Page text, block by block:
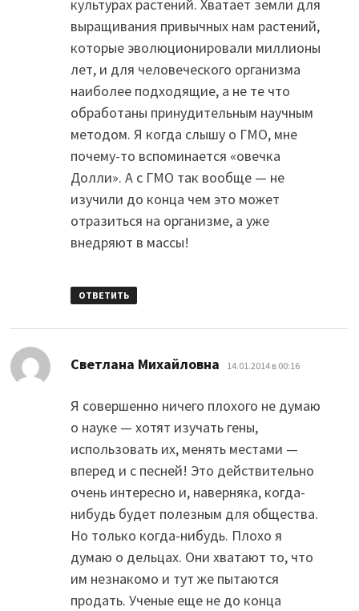
культурах растений. Хватает земли для
выращивания привычных нам растений,
которые эволюционировали миллионы
лет, и для человеческого организма
наиболее подходящие, а не те что
обработаны принудительным научным
методом. Я когда слышу о ГМО, мне
почему-то вспоминается «овечка
Долли». А с ГМО так вообще — не
изучили до конца чем это может
отразиться на организме, а уже
внедряют в массы!
ОТВЕТИТЬ
Светлана Михайловна 14.01.2014 в 00:16
Я совершенно ничего плохого не думаю
о науке — хотят изучать гены,
использовать их, менять местами —
вперед и с песней! Это действительно
очень интересно и, наверняка, когда-
нибудь будет полезным для общества.
Но только когда-нибудь. Плохо я
думаю о дельцах. Они хватают то, что
им незнакомо и тут же пытаются
продать. Ученые еще не до конца